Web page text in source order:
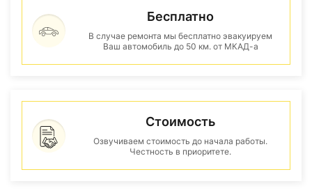
Бесплатно
В случае ремонта мы бесплатно эвакуируем
Ваш автомобиль до 50 км. от МКАД-а
Стоимость
Озвучиваем стоимость до начала работы.
Честность в приоритете.